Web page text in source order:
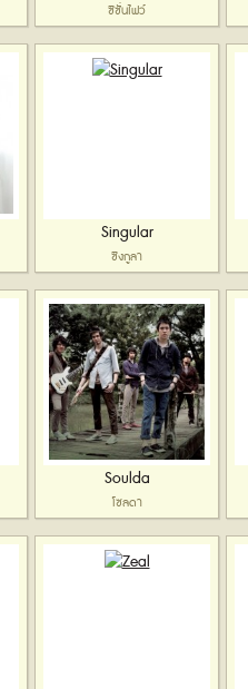
ซีซั่นไฟว์
Singular
ซิงกูลา
Soulda
โซลดา